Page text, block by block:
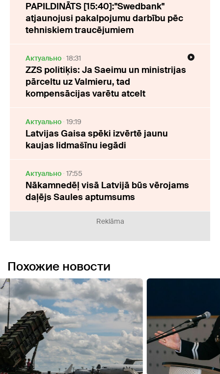
PAPILDINĀTS [15:40]:"Swedbank"
atjaunojusi pakalpojumu darbību pēc
tehniskiem traucējumiem
Актуально 18:31
ZZS politiķis: Ja Saeimu un ministrijas
pārceltu uz Valmieru, tad
kompensācijas varētu atcelt
Актуально 19:19
Latvijas Gaisa spēki izvērtē jaunu
kaujas lidmašīnu iegādi
Актуально 17:55
Nākamnedēļ visā Latvijā būs vērojams
daļējs Saules aptumsums
Reklāma
Похожие новости